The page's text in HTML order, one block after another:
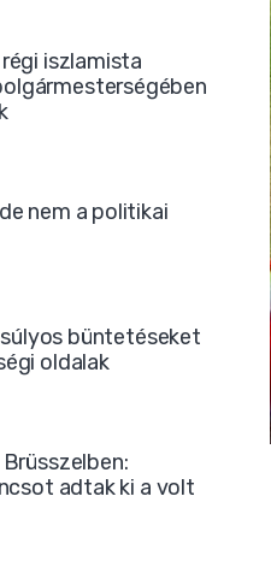
iszlamista
nem a politikai
büntetéseket
oldalak
adtak ki a volt